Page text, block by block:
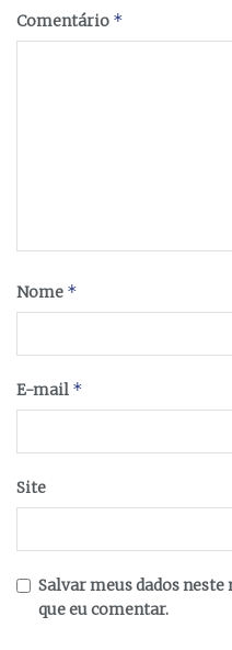
Comentário *
Nome *
E-mail *
Site
Salvar meus dados
que eu comentar.